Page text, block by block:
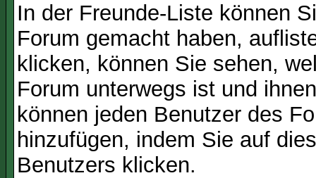
In der Freunde-Liste können
Forum gemacht haben,
klicken, können Sie sehen,
Forum unterwegs ist und
können jeden Benutzer des
hinzufügen, indem Sie auf
Benutzers klicken.